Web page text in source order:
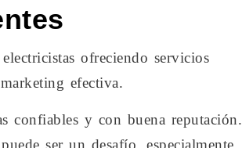
ofreciendo servicios
efectiva.
confiables y con buena reputación.
ser un desafío, especialmente